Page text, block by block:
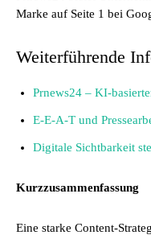
Marke auf Seite 1 bei
Weiterführende
Prnews24 – KI-
E-E-A-T und
Digitale Sichtbarkeit
Kurzzusammenfassung
Eine starke Content-